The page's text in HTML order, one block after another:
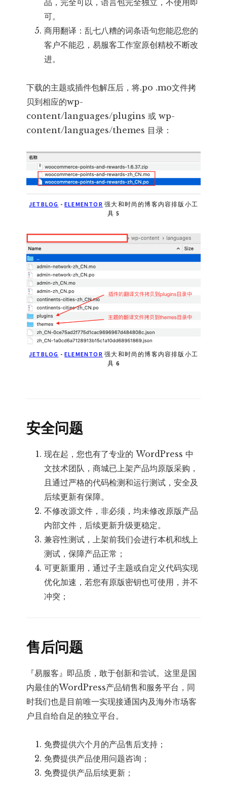
可。
商用翻译：乱七八糟的词条语句您能忍您的
客户不能忍，易服客工作室原创精校不断改
进。
下载的主题或插件包解压后，将.po .mo文件拷
贝到相应的wp-
content/languages/plugins 或 wp-
content/languages/themes 目录：
JETBLOG -ELEMENTOR 强大和时尚的博客内容排版小工
具 5
JETBLOG -ELEMENTOR 强大和时尚的博客内容排版小工
具 6
安全问题
现在起，您也有了专业的 WordPress 中
文技术团队，商城已上架产品均原版采购，
且通过严格的代码检测和运行测试，安全及
后续更新有保障。
不修改源文件，非必须，均未修改原版产品
内部文件，后续更新升级更稳定。
兼容性测试，上架前我们会进行本机和线上
测试，保障产品正常；
可更新重用，通过子主题或自定义代码实现
优化加速，若您有原版密钥也可使用，并不
冲突；
售后问题
『易服客』即品质，敢于创新和尝试。这里是国
内最佳的WordPress产品销售和服务平台，同
时我们也是目前唯一实现接通国内及海外市场客
户且自给自足的独立平台。
免费提供六个月的产品售后支持；
免费提供产品使用问题咨询；
免费提供产品后续更新；